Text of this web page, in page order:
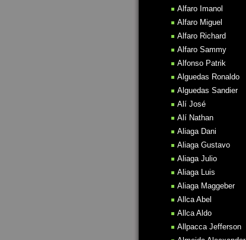
Alfaro Imanol
Alfaro Miguel
Alfaro Richard
Alfaro Sammy
Alfonso Patrik
Alguedas Ronaldo
Alguedas Sandier
Alí José
Alí Nathan
Aliaga Dani
Aliaga Gustavo
Aliaga Julio
Aliaga Luis
Aliaga Maggeber
Allca Abel
Allca Aldo
Allpacca Jefferson